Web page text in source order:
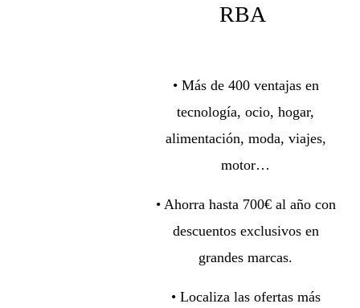
RBA
• Más de 400 ventajas en
tecnología, ocio, hogar,
alimentación, moda, viajes,
motor…
• Ahorra hasta 700€ al año con
descuentos exclusivos en
grandes marcas.
• Localiza las ofertas más